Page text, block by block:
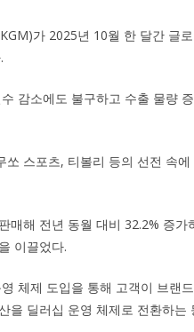
가 2025년 10월 한 달간 글
감소에도 불구하고 수출 물량
쏘 스포츠, 티볼리 등의 선전 속
매해 전년 동월 대비 32.2% 증
이끌었다.
체제 도입을 통해 고객이 브랜
을 딜러십 운영 체제로 전환하